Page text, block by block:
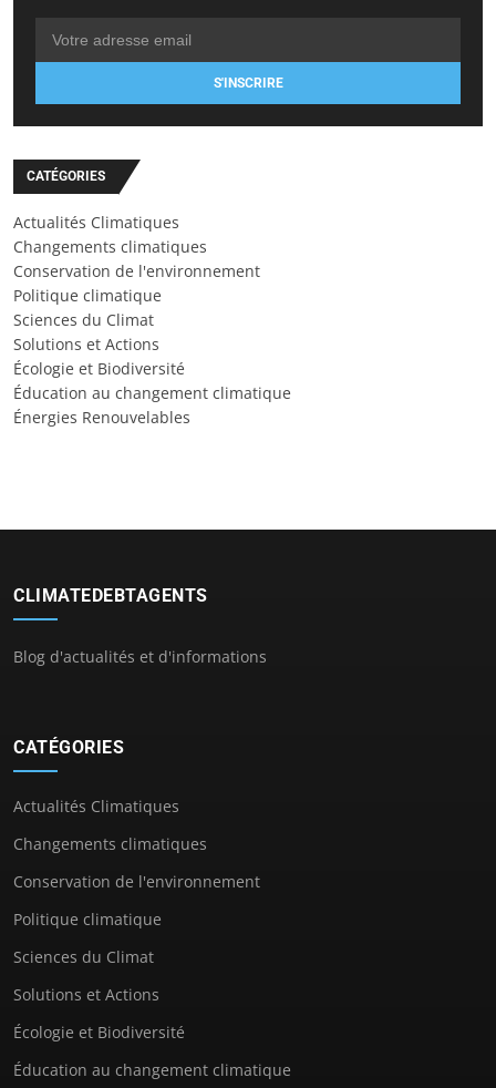
S'INSCRIRE
CATÉGORIES
Actualités Climatiques
Changements climatiques
Conservation de l'environnement
Politique climatique
Sciences du Climat
Solutions et Actions
Écologie et Biodiversité
Éducation au changement climatique
Énergies Renouvelables
CLIMATEDEBTAGENTS
Blog d'actualités et d'informations
CATÉGORIES
Actualités Climatiques
Changements climatiques
Conservation de l'environnement
Politique climatique
Sciences du Climat
Solutions et Actions
Écologie et Biodiversité
Éducation au changement climatique